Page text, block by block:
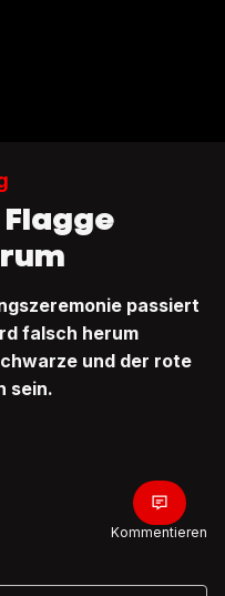
passiert
falsch herum
und der rote
sein.
Kommentieren